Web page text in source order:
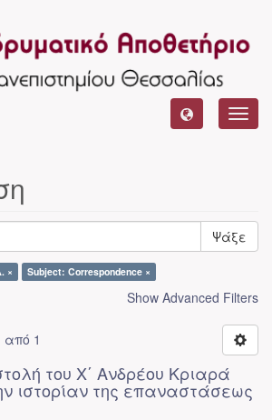
Ψάξε
× Subject: Correspondence ×
Show Advanced Filters
1
του Χ΄ Ανδρέου Κριαρά
ιστορίαν της επαναστάσεως